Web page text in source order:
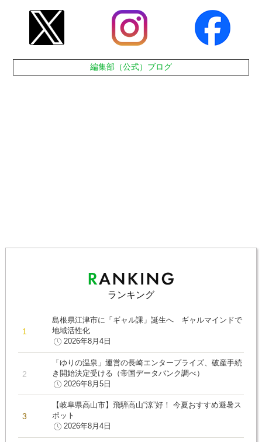
編集部（公式）ブログ
ランキング
島根県江津市に「ギャル課」誕生へ ギャルマインドで
地域活性化
2026年8月4日
「ゆりの温泉」運営の長崎エンタープライズ、破産手続
き開始決定受ける（帝国データバンク調べ）
2026年8月5日
【岐阜県高山市】飛騨高山“涼”好！ 今夏おすすめ避暑ス
ポット
2026年8月4日